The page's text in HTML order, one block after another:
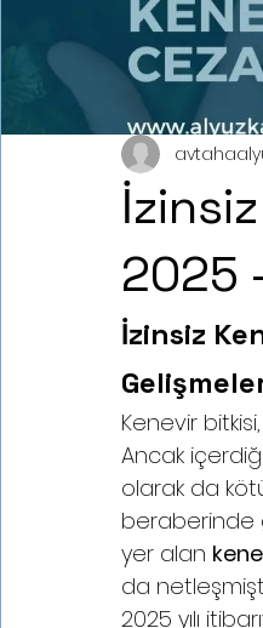
2025
İzinsiz
Kenevir
Ancak
olarak da
beraberinde
yer alan
da
2025 yılı